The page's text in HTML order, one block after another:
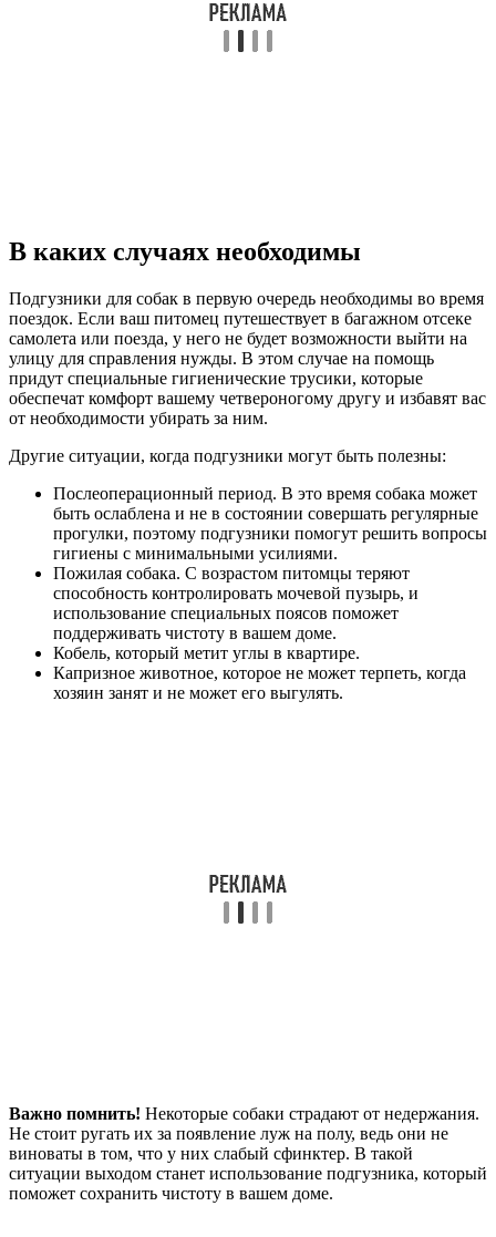
В каких случаях необходимы
Подгузники для собак в первую очередь необходимы во время
поездок. Если ваш питомец путешествует в багажном отсеке
самолета или поезда, у него не будет возможности выйти на
улицу для справления нужды. В этом случае на помощь
придут специальные гигиенические трусики, которые
обеспечат комфорт вашему четвероногому другу и избавят вас
от необходимости убирать за ним.
Другие ситуации, когда подгузники могут быть полезны:
Послеоперационный период. В это время собака может
быть ослаблена и не в состоянии совершать регулярные
прогулки, поэтому подгузники помогут решить вопросы
гигиены с минимальными усилиями.
Пожилая собака. С возрастом питомцы теряют
способность контролировать мочевой пузырь, и
использование специальных поясов поможет
поддерживать чистоту в вашем доме.
Кобель, который метит углы в квартире.
Капризное животное, которое не может терпеть, когда
хозяин занят и не может его выгулять.
Важно помнить! Некоторые собаки страдают от недержания.
Не стоит ругать их за появление луж на полу, ведь они не
виноваты в том, что у них слабый сфинктер. В такой
ситуации выходом станет использование подгузника, который
поможет сохранить чистоту в вашем доме.